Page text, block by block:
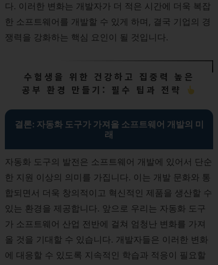
다. 이러한 변화는 개발자가 더 적은 시간에 더욱 복잡
한 소프트웨어를 개발할 수 있게 하며, 결국 기업의 경
쟁력을 강화하는 핵심 요인이 될 것입니다.
수험생을 위한 건강하고 집중력 높은
공부 환경 만들기: 필수 팁과 전략
결론: 자동화 도구가 가져올 소프트웨어 개발의 미
래
자동화 도구의 발전은 소프트웨어 개발에 있어서 단순
한 지원 이상의 의미를 가집니다. 이는 개발 문화와 통
합되면서 더욱 창의적이고 혁신적인 제품을 생산할 수
있는 환경을 제공합니다. 앞으로 우리는 자동화 도구
가 소프트웨어 산업 전반에 걸쳐 엄청난 변화를 가져
올 것을 기대할 수 있습니다. 개발자들은 이러한 변화
에 대응할 수 있도록 지속적인 학습과 적응이 필요할